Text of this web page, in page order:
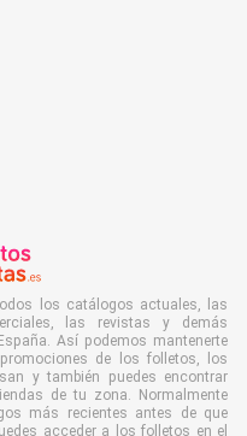
los catálogos actuales, las
las revistas y demás
Así podemos mantenerte
de los folletos, los
y también puedes encontrar
de tu zona. Normalmente
más recientes antes de que
acceder a los folletos en el